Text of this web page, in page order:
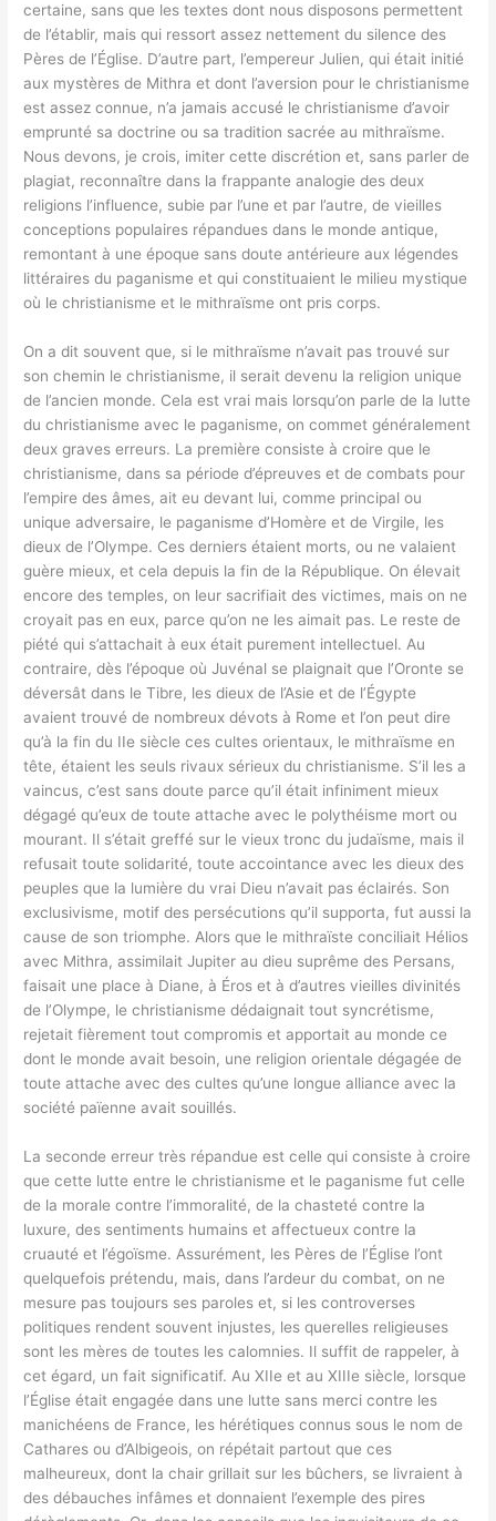
certaine, sans que les textes dont nous disposons permettent
de l’établir, mais qui ressort assez nettement du silence des
Pères de l’Église. D’autre part, l’empereur Julien, qui était initié
aux mystères de Mithra et dont l’aversion pour le christianisme
est assez connue, n’a jamais accusé le christianisme d’avoir
emprunté sa doctrine ou sa tradition sacrée au mithraïsme.
Nous devons, je crois, imiter cette discrétion et, sans parler de
plagiat, reconnaître dans la frappante analogie des deux
religions l’influence, subie par l’une et par l’autre, de vieilles
conceptions populaires répandues dans le monde antique,
remontant à une époque sans doute antérieure aux légendes
littéraires du paganisme et qui constituaient le milieu mystique
où le christianisme et le mithraïsme ont pris corps.
On a dit souvent que, si le mithraïsme n’avait pas trouvé sur
son chemin le christianisme, il serait devenu la religion unique
de l’ancien monde. Cela est vrai mais lorsqu’on parle de la lutte
du christianisme avec le paganisme, on commet généralement
deux graves erreurs. La première consiste à croire que le
christianisme, dans sa période d’épreuves et de combats pour
l’empire des âmes, ait eu devant lui, comme principal ou
unique adversaire, le paganisme d’Homère et de Virgile, les
dieux de l’Olympe. Ces derniers étaient morts, ou ne valaient
guère mieux, et cela depuis la fin de la République. On élevait
encore des temples, on leur sacrifiait des victimes, mais on ne
croyait pas en eux, parce qu’on ne les aimait pas. Le reste de
piété qui s’attachait à eux était purement intellectuel. Au
contraire, dès l’époque où Juvénal se plaignait que l’Oronte se
déversât dans le Tibre, les dieux de l’Asie et de l’Égypte
avaient trouvé de nombreux dévots à Rome et l’on peut dire
qu’à la fin du IIe siècle ces cultes orientaux, le mithraïsme en
tête, étaient les seuls rivaux sérieux du christianisme. S’il les a
vaincus, c’est sans doute parce qu’il était infiniment mieux
dégagé qu’eux de toute attache avec le polythéisme mort ou
mourant. Il s’était greffé sur le vieux tronc du judaïsme, mais il
refusait toute solidarité, toute accointance avec les dieux des
peuples que la lumière du vrai Dieu n’avait pas éclairés. Son
exclusivisme, motif des persécutions qu’il supporta, fut aussi la
cause de son triomphe. Alors que le mithraïste conciliait Hélios
avec Mithra, assimilait Jupiter au dieu suprême des Persans,
faisait une place à Diane, à Éros et à d’autres vieilles divinités
de l’Olympe, le christianisme dédaignait tout syncrétisme,
rejetait fièrement tout compromis et apportait au monde ce
dont le monde avait besoin, une religion orientale dégagée de
toute attache avec des cultes qu’une longue alliance avec la
société païenne avait souillés.
La seconde erreur très répandue est celle qui consiste à croire
que cette lutte entre le christianisme et le paganisme fut celle
de la morale contre l’immoralité, de la chasteté contre la
luxure, des sentiments humains et affectueux contre la
cruauté et l’égoïsme. Assurément, les Pères de l’Église l’ont
quelquefois prétendu, mais, dans l’ardeur du combat, on ne
mesure pas toujours ses paroles et, si les controverses
politiques rendent souvent injustes, les querelles religieuses
sont les mères de toutes les calomnies. Il suffit de rappeler, à
cet égard, un fait significatif. Au XIIe et au XIIIe siècle, lorsque
l’Église était engagée dans une lutte sans merci contre les
manichéens de France, les hérétiques connus sous le nom de
Cathares ou d’Albigeois, on répétait partout que ces
malheureux, dont la chair grillait sur les bûchers, se livraient à
des débauches infâmes et donnaient l’exemple des pires